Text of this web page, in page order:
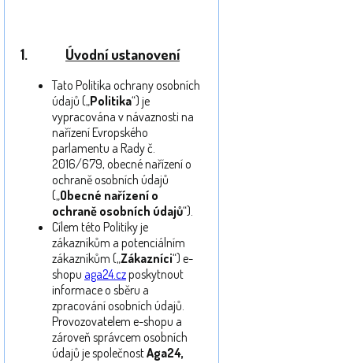
1. Úvodní ustanovení
Tato Politika ochrany osobních
údajů („Politika“) je
vypracována v návaznosti na
nařízení Evropského
parlamentu a Rady č.
2016/679, obecné nařízení o
ochraně osobních údajů
(„Obecné nařízení o
ochraně osobních údajů“).
Cílem této Politiky je
zákazníkům a potenciálním
zákazníkům („Zákazníci“) e-
shopu aga24.czposkytnout
informace o sběru a
zpracování osobních údajů.
Provozovatelem e-shopu a
zároveň správcem osobních
údajů je společnostAga24,